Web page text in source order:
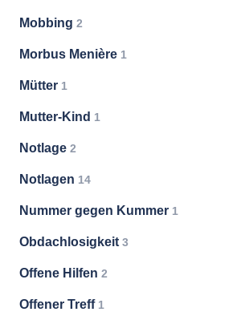
Mobbing 2
Morbus Menière 1
Mütter 1
Mutter-Kind 1
Notlage 2
Notlagen 14
Nummer gegen Kummer 1
Obdachlosigkeit 3
Offene Hilfen 2
Offener Treff 1